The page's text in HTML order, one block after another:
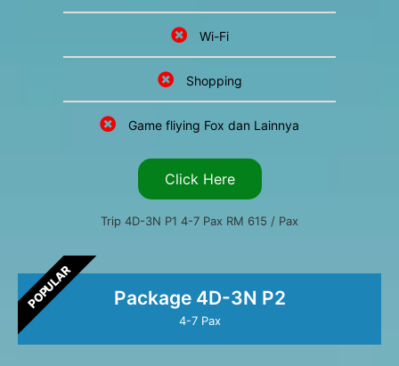
Wi-Fi
Shopping
Game fliying Fox dan Lainnya
Click Here
Trip 4D-3N P1 4-7 Pax RM 615 / Pax
POPULAR Package 4D-3N P2
4-7 Pax